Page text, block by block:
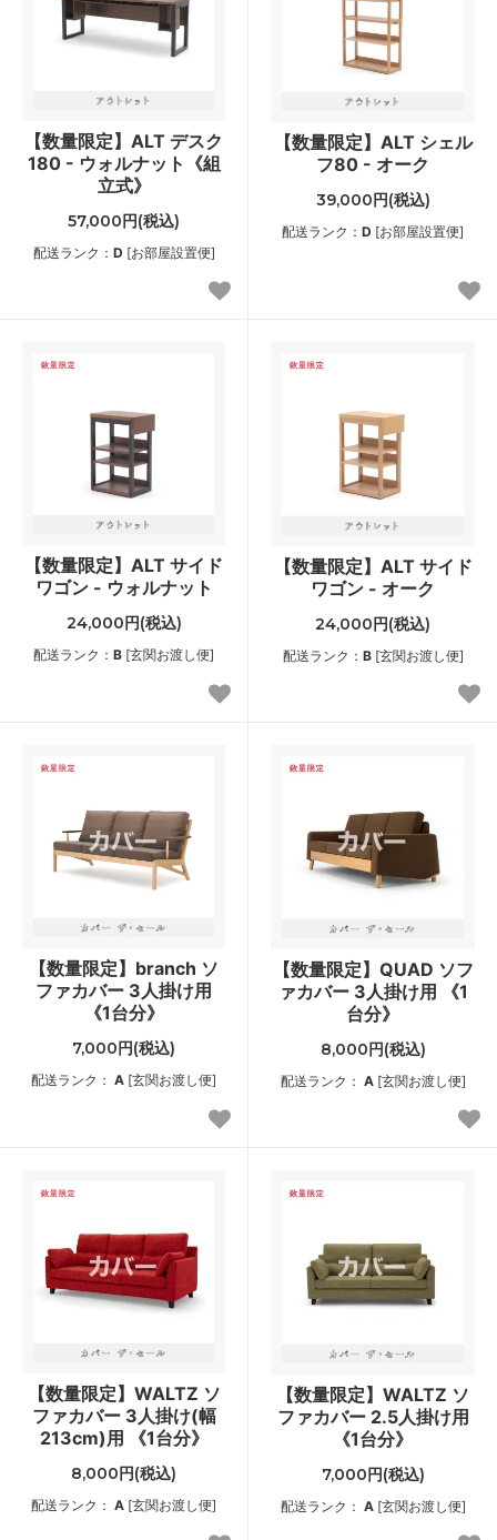
【数量限定】ALT デスク
180 - ウォルナット《組
立式》
57,000円(税込)
配送ランク： D [お部屋設置便]
【数量限定】ALT シェル
フ80 - オーク
39,000円(税込)
配送ランク： D [お部屋設置便]
【数量限定】ALT サイド
ワゴン - ウォルナット
24,000円(税込)
配送ランク： B [玄関お渡し便]
【数量限定】ALT サイド
ワゴン - オーク
24,000円(税込)
配送ランク： B[玄関お渡し便]
【数量限定】branch ソ
ファカバー 3人掛け用
《1台分》
7,000円(税込)
配送ランク： A [玄関お渡し便]
【数量限定】QUAD ソフ
ァカバー 3人掛け用 《1
台分》
8,000円(税込)
配送ランク： A[玄関お渡し便]
【数量限定】WALTZ ソ
ファカバー 3人掛け(幅
213cm)用 《1台分》
8,000円(税込)
配送ランク： A [玄関お渡し便]
【数量限定】WALTZ ソ
ファカバー 2.5人掛け用
《1台分》
7,000円(税込)
配送ランク： A[玄関お渡し便]